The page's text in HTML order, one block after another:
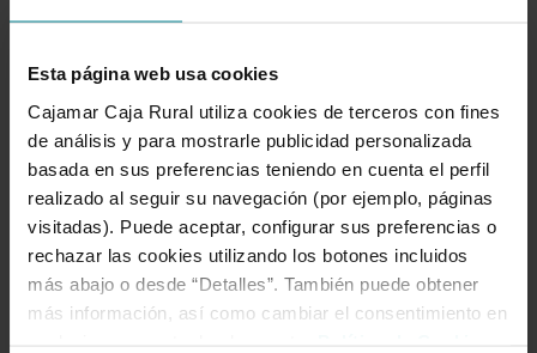
Esta página web usa cookies
Cajamar Caja Rural utiliza cookies de terceros con fines
de análisis y para mostrarle publicidad personalizada
basada en sus preferencias teniendo en cuenta el perfil
realizado al seguir su navegación (por ejemplo, páginas
visitadas). Puede aceptar, configurar sus preferencias o
rechazar las cookies utilizando los botones incluidos
más abajo o desde “Detalles”. También puede obtener
más información, así como cambiar el consentimiento en
futuro
de
la
ganadería
extensiva
de
rumiantes,
según
La tecnología e
innovación, claves para
garantizar el futuro de
la ganadería extensiva
de rumiantes, según los
expertos reunidos por
Cajamar